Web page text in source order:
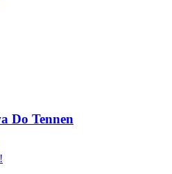
Do Tennen